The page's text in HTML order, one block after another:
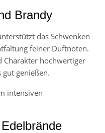
Brandy
das Schwenken
feiner Duftnoten.
Charakter hochwertiger
gut genießen.
intensiven